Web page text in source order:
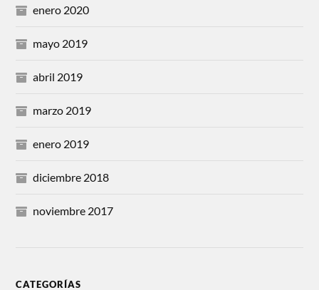
enero 2020
mayo 2019
abril 2019
marzo 2019
enero 2019
diciembre 2018
noviembre 2017
CATEGORÍAS